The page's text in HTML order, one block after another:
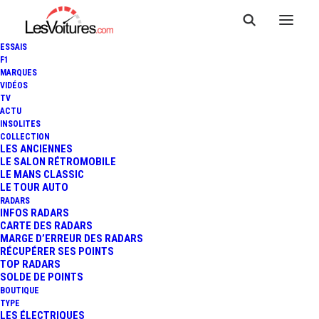
ESSAIS
F1
MARQUES
VIDÉOS
TV
ACTU
INSOLITES
COLLECTION
LES ANCIENNES
LE SALON RÉTROMOBILE
LE MANS CLASSIC
LE TOUR AUTO
RADARS
INFOS RADARS
CARTE DES RADARS
MARGE D’ERREUR DES RADARS
RÉCUPÉRER SES POINTS
TOP RADARS
SOLDE DE POINTS
BOUTIQUE
TYPE
LES ÉLECTRIQUES